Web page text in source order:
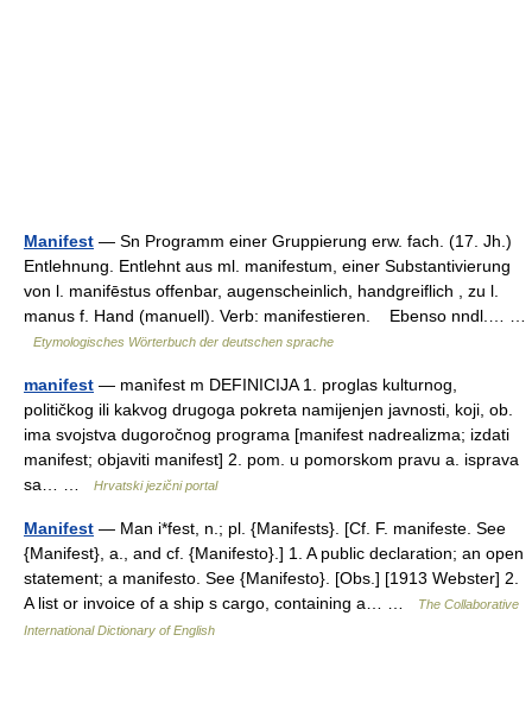
Manifest — Sn Programm einer Gruppierung erw. fach. (17. Jh.)
Entlehnung. Entlehnt aus ml. manifestum, einer Substantivierung
von l. manifēstus offenbar, augenscheinlich, handgreiflich , zu l.
manus f. Hand (manuell). Verb: manifestieren. Ebenso nndl.… …
Etymologisches Wörterbuch der deutschen sprache
manifest — manìfest m DEFINICIJA 1. proglas kulturnog,
političkog ili kakvog drugoga pokreta namijenjen javnosti, koji, ob.
ima svojstva dugoročnog programa [manifest nadrealizma; izdati
manifest; objaviti manifest] 2. pom. u pomorskom pravu a. isprava
sa… …
Hrvatski jezični portal
Manifest — Man i*fest, n.; pl. {Manifests}. [Cf. F. manifeste. See
{Manifest}, a., and cf. {Manifesto}.] 1. A public declaration; an open
statement; a manifesto. See {Manifesto}. [Obs.] [1913 Webster] 2.
A list or invoice of a ship s cargo, containing a… …
The Collaborative
International Dictionary of English